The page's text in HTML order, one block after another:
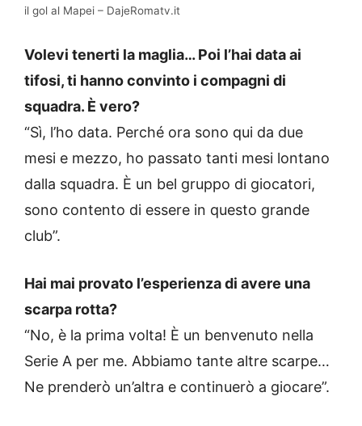
il gol al Mapei – DajeRomatv.it
Volevi tenerti la maglia… Poi l’hai data ai
tifosi, ti hanno convinto i compagni di
squadra. È vero?
“Sì, l’ho data. Perché ora sono qui da due
mesi e mezzo, ho passato tanti mesi lontano
dalla squadra. È un bel gruppo di giocatori,
sono contento di essere in questo grande
club”.
Hai mai provato l’esperienza di avere una
scarpa rotta?
“No, è la prima volta! È un benvenuto nella
Serie A per me. Abbiamo tante altre scarpe…
Ne prenderò un’altra e continuerò a giocare”.